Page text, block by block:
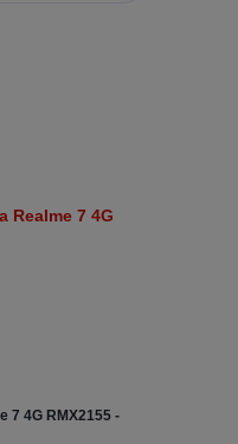
7 4G RMX2155 -